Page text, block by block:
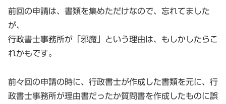
前回の申請は、書類を集めただけなので、忘れてました
が、
行政書士事務所が「邪魔」という理由は、もしかしたらこ
れかもです。
前々回の申請の時に、行政書士が作成した書類を元に、行
政書士事務所が理由書だったか質問書を作成したものに誤